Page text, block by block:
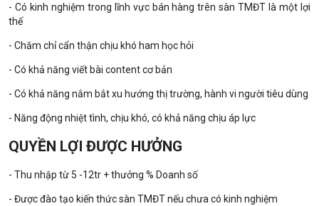
- Có kinh nghiệm trong lĩnh vực bán hàng trên sàn TMĐT là một lợi
thế
- Chăm chỉ cẩn thận chịu khó ham học hỏi
- Có khả năng viết bài content cơ bản
- Có khả năng nắm bắt xu hướng thị trường, hành vi người tiêu dùng
- Năng động nhiệt tình, chịu khó, có khả năng chịu áp lực
QUYỀN LỢI ĐƯỢC HƯỞNG
- Thu nhập từ 5 -12tr + thưởng % Doanh số
- Được đào tạo kiến thức sàn TMĐT nếu chưa có kinh nghiệm